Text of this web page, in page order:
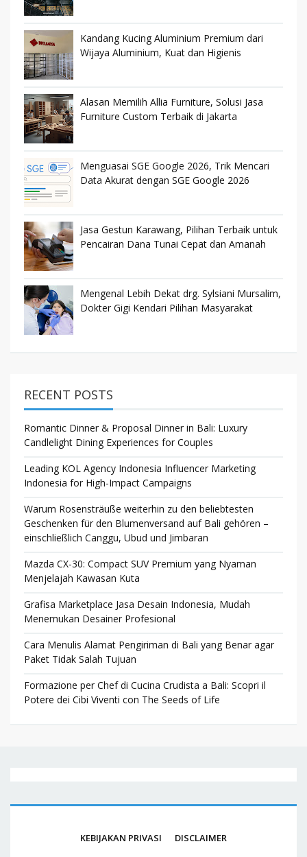
Kandang Kucing Aluminium Premium dari
Wijaya Aluminium, Kuat dan Higienis
Alasan Memilih Allia Furniture, Solusi Jasa
Furniture Custom Terbaik di Jakarta
Menguasai SGE Google 2026, Trik Mencari
Data Akurat dengan SGE Google 2026
Jasa Gestun Karawang, Pilihan Terbaik untuk
Pencairan Dana Tunai Cepat dan Amanah
Mengenal Lebih Dekat drg. Sylsiani Mursalim,
Dokter Gigi Kendari Pilihan Masyarakat
RECENT POSTS
Romantic Dinner & Proposal Dinner in Bali: Luxury
Candlelight Dining Experiences for Couples
Leading KOL Agency Indonesia Influencer Marketing
Indonesia for High-Impact Campaigns
Warum Rosensträuße weiterhin zu den beliebtesten
Geschenken für den Blumenversand auf Bali gehören –
einschließlich Canggu, Ubud und Jimbaran
Mazda CX-30: Compact SUV Premium yang Nyaman
Menjelajah Kawasan Kuta
Grafisa Marketplace Jasa Desain Indonesia, Mudah
Menemukan Desainer Profesional
Cara Menulis Alamat Pengiriman di Bali yang Benar agar
Paket Tidak Salah Tujuan
Formazione per Chef di Cucina Crudista a Bali: Scopri il
Potere dei Cibi Viventi con The Seeds of Life
KEBIJAKAN PRIVASI
DISCLAIMER